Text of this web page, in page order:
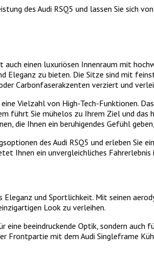
des Audi RSQ5 und lassen Sie sich
einen luxuriösen Innenraum mit
zu bieten. Die Sitze sind mit
Carbonfaserakzenten verziert und
Vielzahl von High-Tech-
führt Sie mühelos zu Ihrem Ziel und
die Ihnen ein beruhigendes Gefühl
des Audi RSQ5 und erleben Sie
Ihnen ein unvergleichliches
Eleganz und Sportlichkeit. Mit seinen
Look zu verleihen.
eine beeindruckende Optik, sondern
Frontpartie mit dem Audi Singleframe